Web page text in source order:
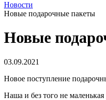
Новости
Новые подарочные пакеты
Новые
03.09.2021
Новое поступление
Наша и без того не маленькая